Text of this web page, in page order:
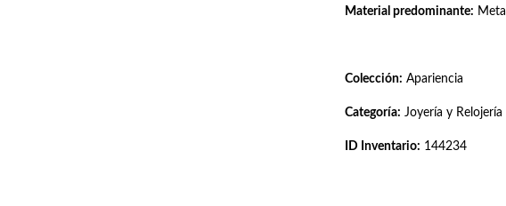
Material predominante: Metal
Colección: Apariencia
Categoría: Joyería y Relojería
ID Inventario: 144234